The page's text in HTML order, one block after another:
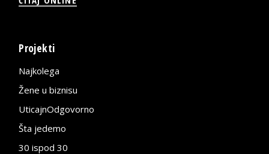
Projekti
Najkolega
Žene u biznisu
UticajnOdgovorno
Šta jedemo
30 ispod 30